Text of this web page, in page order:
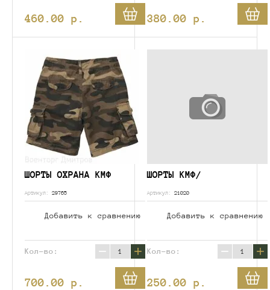
460.00 p. 380.00 p.
ШОРТЫ ОХРАНА КМФ
Артикул: 29765
Добавить к сравнению
Кол-во: − +
700.00 p.
ШОРТЫ КМФ/
Артикул: 21020
Добавить к сравнению
Кол-во: − +
250.00 p.